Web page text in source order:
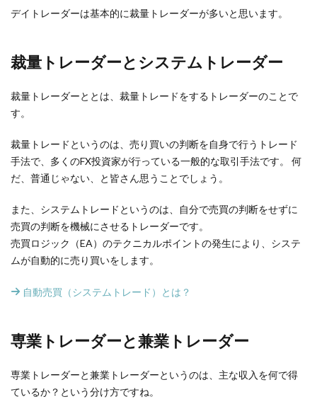
デイトレーダーは基本的に裁量トレーダーが多いと思います。
裁量トレーダーとシステムトレーダー
裁量トレーダーととは、裁量トレードをするトレーダーのことで
す。
裁量トレードというのは、売り買いの判断を自身で行うトレード
手法で、多くのFX投資家が行っている一般的な取引手法です。 何
だ、普通じゃない、と皆さん思うことでしょう。
また、システムトレードというのは、自分で売買の判断をせずに
売買の判断を機械にさせるトレーダーです。
売買ロジック（EA）のテクニカルポイントの発生により、システ
ムが自動的に売り買いをします。
自動売買（システムトレード）とは？
専業トレーダーと兼業トレーダー
専業トレーダーと兼業トレーダーというのは、主な収入を何で得
ているか？という分け方ですね。